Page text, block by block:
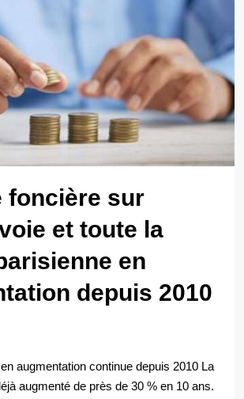
foncière sur
et toute la
en
depuis 2010
augmentation continue depuis 2010 La
augmenté de près de 30 % en 10 ans.